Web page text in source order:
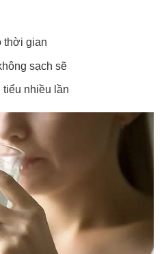
thời gian
sạch sẽ
nhiều lần